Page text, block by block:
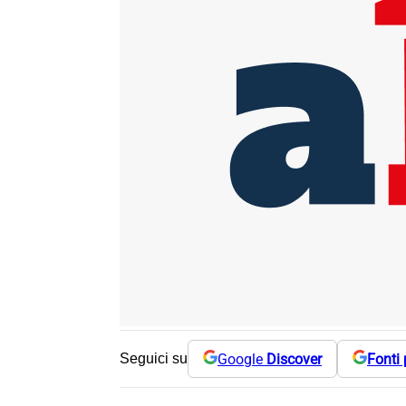
Seguici su Google Discover Fonti